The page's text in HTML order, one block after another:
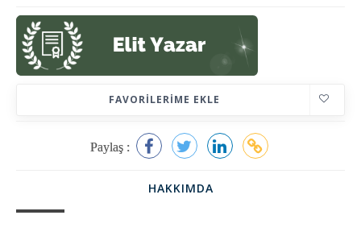
FAVORILERIME EKLE
Paylaş :
HAKKIMDA